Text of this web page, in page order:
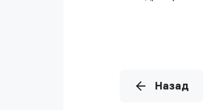
Назад